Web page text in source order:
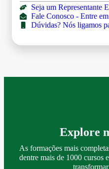
Seja um Representante
Fale Conosco - Entre
Dúvidas? Nós ligamos
Explore
As formações mais
dentre mais de 1000 cursos